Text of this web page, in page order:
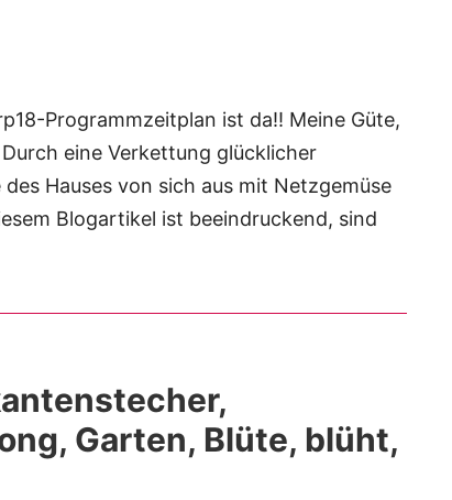
Programmzeitplan ist da!! Meine Güte,
eine Verkettung glücklicher
Hauses von sich aus mit Netzgemüse
Blogartikel ist beeindruckend, sind
Garten, Blüte, blüht,